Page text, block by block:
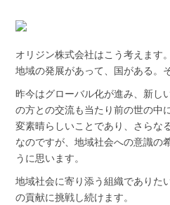
オリジン株式会社はこう考えます。
地域の発展があって、国がある。
昨今はグローバル化が進み、新し
の方との交流も当たり前の世の中
変素晴らしいことであり、さらな
なのですが、地域社会への意識の
うに思います。
地域社会に寄り添う組織でありた
の貢献に挑戦し続けます。